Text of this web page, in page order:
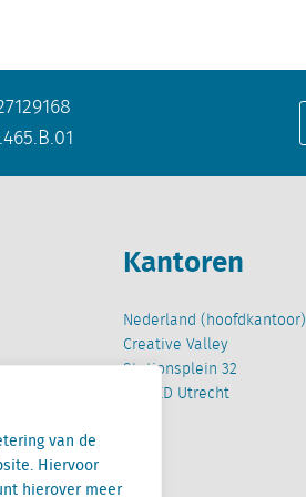
van de
Hiervoor
hierover meer
Kantoren
Nederland (hoofdkantoor)
Creative Valley
Stationsplein 32
3511 ED Utrecht